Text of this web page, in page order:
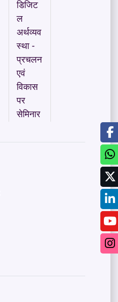
डिजिट
ल
अर्थव्यव
स्था -
प्रचलन
एवं
विकास
पर
सेमिनार